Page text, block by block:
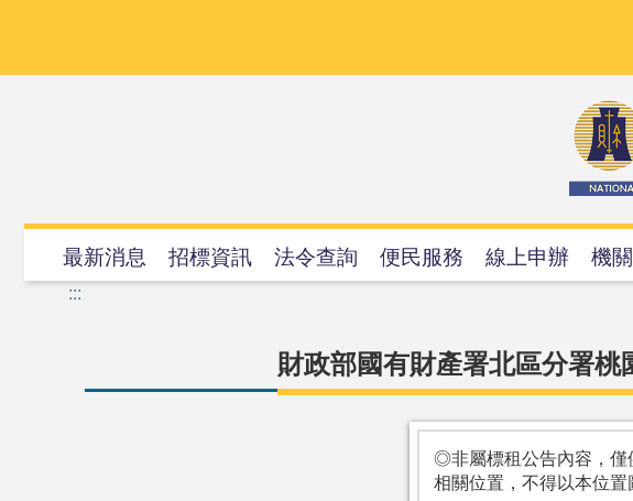
要
最新消息 招標資訊 法令查詢 便民服務 線上申辦 機
:::
財政部國有財產署北區分署
◎非屬標租公告內容，僅
相關位置，不得以本位置